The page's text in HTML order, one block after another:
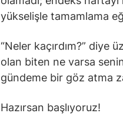
yükselişle tamamlama
“Neler kaçırdım?” diye
olan biten ne varsa
gündeme bir göz atma
Hazırsan başlıyoruz!